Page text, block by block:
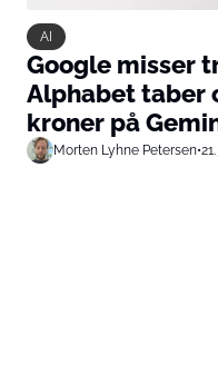
AI
Google misser
Alphabet taber
kroner på
Morten Lyhne Petersen•